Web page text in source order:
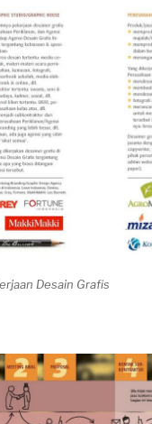
Desain Grafis